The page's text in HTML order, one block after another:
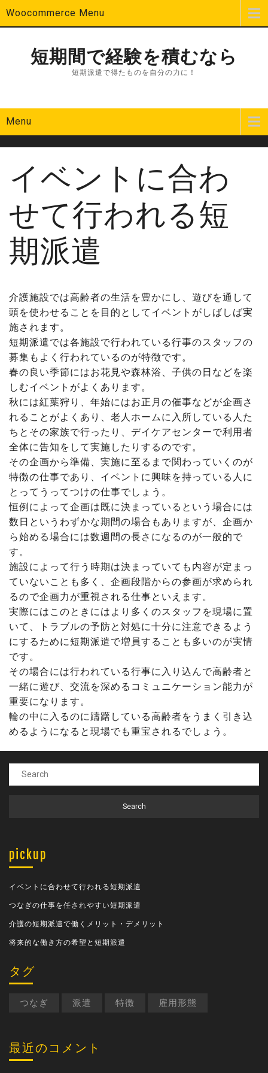
Woocommerce Menu
短期間で経験を積むなら
短期派遣で得たものを自分の力に！
Menu
イベントに合わ
せて行われる短
期派遣
介護施設では高齢者の生活を豊かにし、遊びを通して
頭を使わせることを目的としてイベントがしばしば実
施されます。
短期派遣では各施設で行われている行事のスタッフの
募集もよく行われているのが特徴です。
春の良い季節にはお花見や森林浴、子供の日などを楽
しむイベントがよくあります。
秋には紅葉狩り、年始にはお正月の催事などが企画さ
れることがよくあり、老人ホームに入所している人た
ちとその家族で行ったり、デイケアセンターで利用者
全体に告知をして実施したりするのです。
その企画から準備、実施に至るまで関わっていくのが
特徴の仕事であり、イベントに興味を持っている人に
とってうってつけの仕事でしょう。
恒例によって企画は既に決まっているという場合には
数日というわずかな期間の場合もありますが、企画か
ら始める場合には数週間の長さになるのが一般的で
す。
施設によって行う時期は決まっていても内容が定まっ
ていないことも多く、企画段階からの参画が求められ
るので企画力が重視される仕事といえます。
実際にはこのときにはより多くのスタッフを現場に置
いて、トラブルの予防と対処に十分に注意できるよう
にするために短期派遣で増員することも多いのが実情
です。
その場合には行われている行事に入り込んで高齢者と
一緒に遊び、交流を深めるコミュニケーション能力が
重要になります。
輪の中に入るのに躊躇している高齢者をうまく引き込
めるようになると現場でも重宝されるでしょう。
pickup
イベントに合わせて行われる短期派遣
つなぎの仕事を任されやすい短期派遣
介護の短期派遣で働くメリット・デメリット
将来的な働き方の希望と短期派遣
タグ
つなぎ 派遣 特徴 雇用形態
最近のコメント